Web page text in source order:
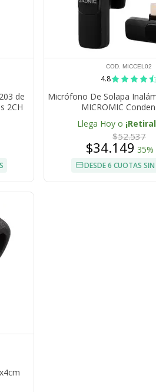
de
2CH
COD. MICCEL02
4.8
Micrófono De Solapa
MICROMIC
Llega Hoy o
$52.537
$34.149 35%
DESDE 6 CUOTAS SIN